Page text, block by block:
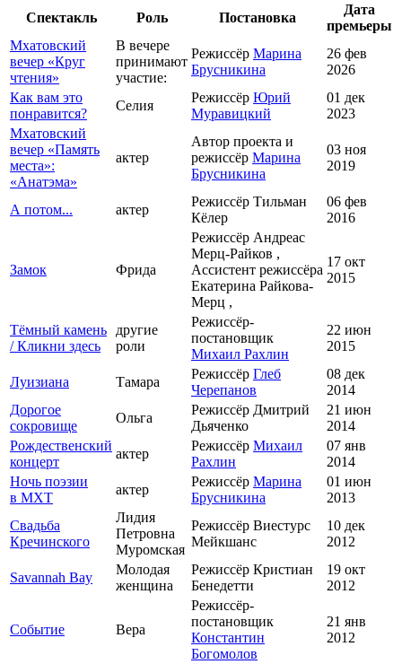
Спектакль Роль Постановка
Дата
премьеры
Мхатовский
вечер «Круг
чтения»
В вечере
принимают
участие:
Режиссёр Марина
Брусникина
26 фев
2026
Как вам это
понравится?
Селия
Режиссёр Юрий
Муравицкий
01 дек
2023
Мхатовский
вечер «Память
места»:
«Анатэма»
актер
Автор проекта и
режиссёр Марина
Брусникина
03 ноя
2019
А потом... актер
Режиссёр Тильман
Кёлер
06 фев
2016
Замок Фрида
Режиссёр Андреас
Мерц-Райков ,
Ассистент режиссёра
Екатерина Райкова-
Мерц ,
17 окт
2015
Тёмный камень
/ Кликни здесь
другие
роли
Режиссёр-
постановщик
Михаил Рахлин
22 июн
2015
Луизиана Тамара
Режиссёр Глеб
Черепанов
08 дек
2014
Дорогое
сокровище
Ольга
Режиссёр Дмитрий
Дьяченко
21 июн
2014
Рождественский
концерт
актер
Режиссёр Михаил
Рахлин
07 янв
2014
Ночь поэзии
в МХТ
актер
Режиссёр Марина
Брусникина
01 июн
2013
Свадьба
Кречинского
Лидия
Петровна
Муромская
Режиссёр Виестурс
Мейкшанс
10 дек
2012
Savannah Bay
Молодая
женщина
Режиссёр Кристиан
Бенедетти
19 окт
2012
Событие Вера
Режиссёр-
постановщик
Константин
Богомолов
21 янв
2012